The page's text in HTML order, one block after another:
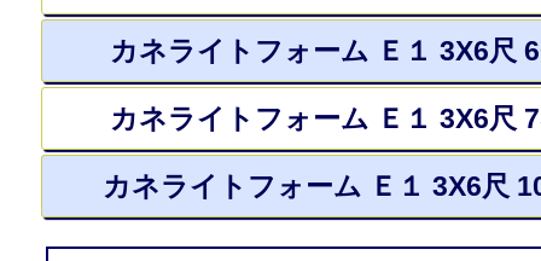
カネライトフォーム Ｅ１ 3X6尺
カネライトフォーム Ｅ１ 3X6尺
カネライトフォーム Ｅ１ 3X6尺